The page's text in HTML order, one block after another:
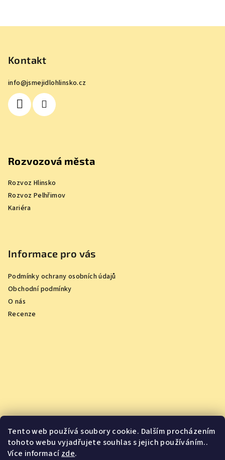
Tento web používá soubory cookie. Dalším procházením
tohoto webu vyjadřujete souhlas s jejich používáním..
Více informacízde.
Kontakt
info@jsmejidlohlinsko.cz
Rozvozová města
Rozvoz Hlinsko
Rozvoz Pelhřimov
Kariéra
Informace pro vás
Podmínky ochrany osobních údajů
Obchodní podmínky
O nás
Recenze